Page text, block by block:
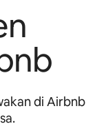
di Airbnb